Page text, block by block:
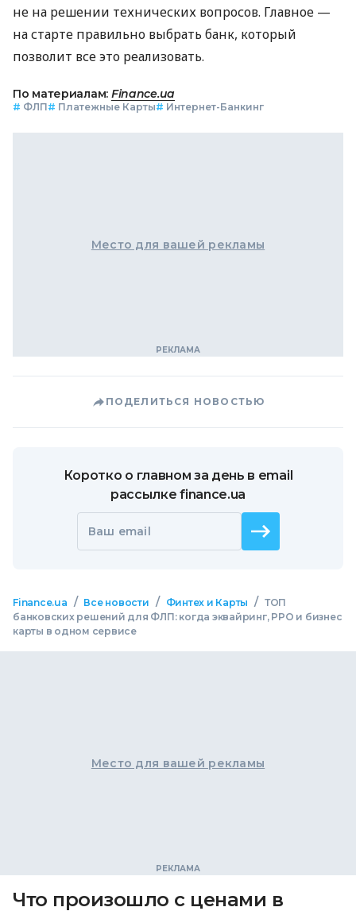
не на решении технических вопросов. Главное —
на старте правильно выбрать банк, который
позволит все это реализовать.
По материалам: Finance.ua
# ФЛП# Платежные Карты# Интернет-Банкинг
Место для вашей рекламы
ПОДЕЛИТЬСЯ НОВОСТЬЮ
Коротко о главном за день в email
рассылке finance.ua
Ваш email
Finance.ua / Все новости / Финтех и Карты / ТОП
банковских решений для ФЛП: когда эквайринг, РРО и бизнес
карты в одном сервисе
Место для вашей рекламы
Что произошло с ценами в